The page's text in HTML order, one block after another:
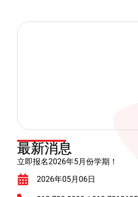
最新消息
立即报名2026年5月份学期！
2026年05月06日